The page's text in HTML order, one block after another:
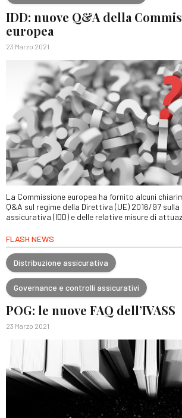
IDD: nuove Q&A della
europea
23 Marzo 2021
La Commissione europea ha fornito alcuni
Q&A sul regime della Direttiva (UE) 2016/97
assicurativa (IDD) e delle relative misure di
FLASH NEWS
Distribuzione assicurativa
Governance e controlli assicurativi
POG: le nuove FAQ dell’IVASS
23 Marzo 2021